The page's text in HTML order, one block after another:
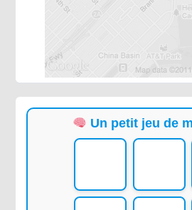
Un petit jeu de